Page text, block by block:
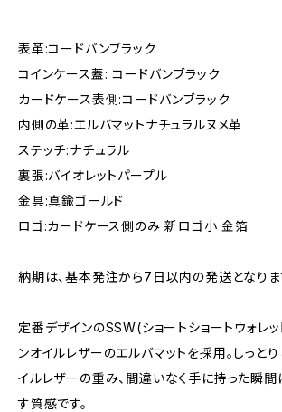
表革:コードバンブラック
コインケース蓋: コードバンブラック
カードケース表側:コードバンブラック
内側の革:エルバマットナチュラルヌメ革
ステッチ:ナチュラル
裏張:バイオレットパープル
金具:真鍮ゴールド
ロゴ:カードケース側のみ 新ロゴ小 金箔
納期は、基本発注から7日以内の発送となりま
定番デザインのSSW(ショートショートウォレッ
ンオイルレザーのエルバマットを採用。しっとり
イルレザーの重み、間違いなく手に持った瞬間
す質感です。